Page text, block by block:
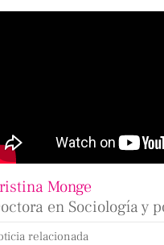
Monge
en Sociología y
relacionada